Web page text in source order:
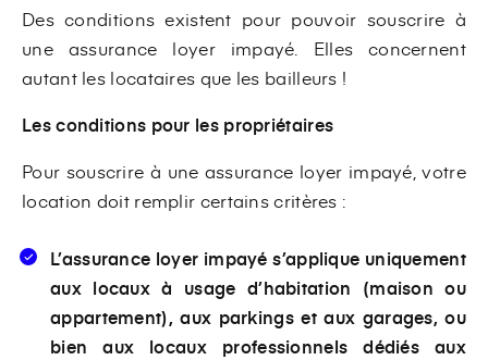
Des conditions existent pour pouvoir souscrire à
une assurance loyer impayé. Elles concernent
autant les locataires que les bailleurs !
Les conditions pour les propriétaires
Pour souscrire à une assurance loyer impayé, votre
location doit remplir certains critères :
L’assurance loyer impayé s’applique uniquement
aux locaux à usage d’habitation (maison ou
appartement), aux parkings et aux garages, ou
bien aux locaux professionnels dédiés aux